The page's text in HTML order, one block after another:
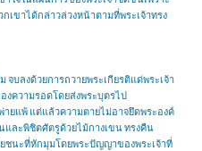
เขาได้กล่าวล่วงหน้าตามที่พระเจ้าทรง
บลงด้วยการถวายพระเกียรติแด่พระเจ้า
งความรอดโดยส่งพระบุตรไป
ยแพ้ แต่แล้วความตายไม่อาจยึดพระองค์
และพิชิตศัตรูด้วยไม้กางเขน ทรงคืน
ชนะที่หักมุมโดยพระปัญญาของพระเจ้าที่